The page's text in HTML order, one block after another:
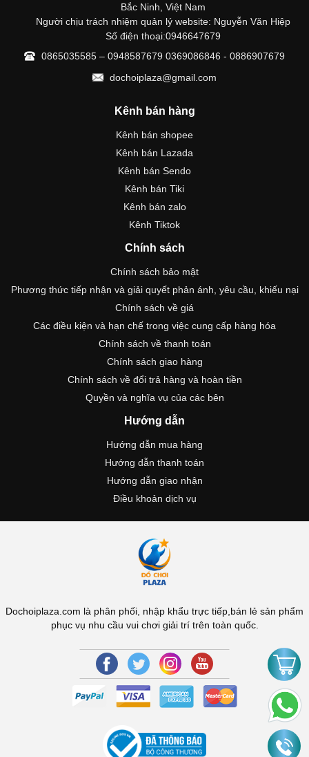
Bắc Ninh, Việt Nam
Người chịu trách nhiệm quản lý website: Nguyễn Văn Hiệp
Số điện thoại:0946647679
0865035585 – 0948587679 0369086846 - 0886907679
dochoiplaza@gmail.com
Kênh bán hàng
Kênh bán shopee
Kênh bán Lazada
Kênh bán Sendo
Kênh bán Tiki
Kênh bán zalo
Kênh Tiktok
Chính sách
Chính sách bảo mật
Phương thức tiếp nhận và giải quyết phản ánh, yêu cầu, khiếu nại
Chính sách về giá
Các điều kiện và hạn chế trong việc cung cấp hàng hóa
Chính sách về thanh toán
Chính sách giao hàng
Chính sách về đổi trả hàng và hoàn tiền
Quyền và nghĩa vụ của các bên
Hướng dẫn
Hướng dẫn mua hàng
Hướng dẫn thanh toán
Hướng dẫn giao nhận
Điều khoản dịch vụ
Dochoiplaza.com là phân phối, nhập khẩu trực tiếp,bán lẻ sản phẩm
phục vụ nhu cầu vui chơi giải trí trên toàn quốc.